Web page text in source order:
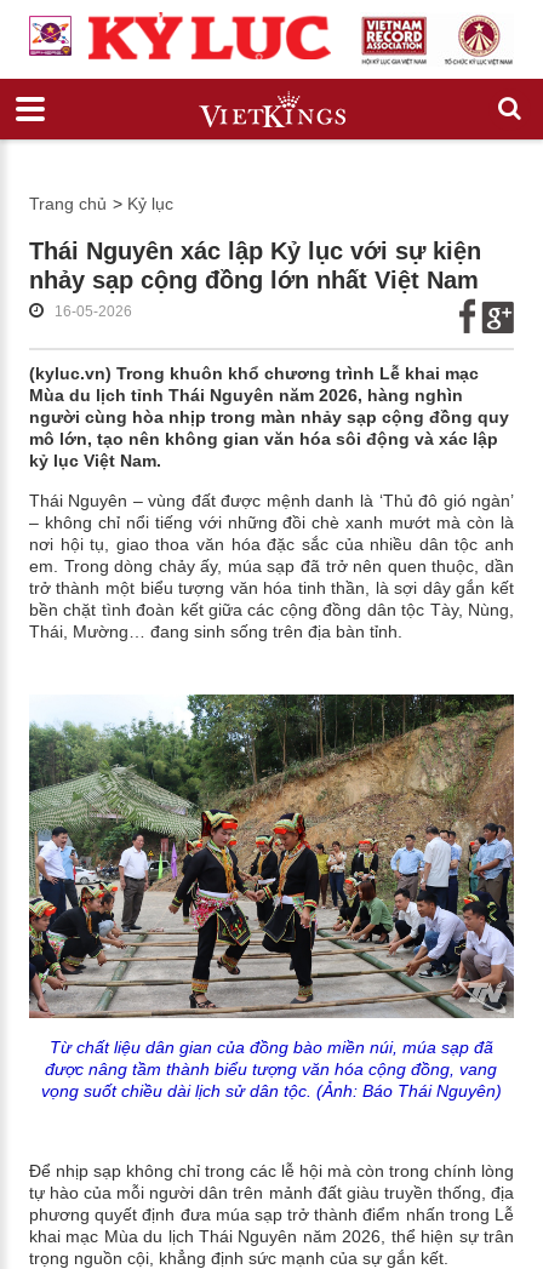
Trang chủ > Kỷ lục
Thái Nguyên xác lập Kỷ lục với sự kiện
nhảy sạp cộng đồng lớn nhất Việt Nam
16-05-2026
(kyluc.vn) Trong khuôn khổ chương trình Lễ khai mạc
Mùa du lịch tỉnh Thái Nguyên năm 2026, hàng nghìn
người cùng hòa nhịp trong màn nhảy sạp cộng đồng quy
mô lớn, tạo nên không gian văn hóa sôi động và xác lập
kỷ lục Việt Nam.
Thái Nguyên – vùng đất được mệnh danh là ‘Thủ đô gió ngàn’
– không chỉ nổi tiếng với những đồi chè xanh mướt mà còn là
nơi hội tụ, giao thoa văn hóa đặc sắc của nhiều dân tộc anh
em. Trong dòng chảy ấy, múa sạp đã trở nên quen thuộc, dần
trở thành một biểu tượng văn hóa tinh thần, là sợi dây gắn kết
bền chặt tình đoàn kết giữa các cộng đồng dân tộc Tày, Nùng,
Thái, Mường… đang sinh sống trên địa bàn tỉnh.
Từ chất liệu dân gian của đồng bào miền núi, múa sạp đã
được nâng tầm thành biểu tượng văn hóa cộng đồng, vang
vọng suốt chiều dài lịch sử dân tộc. (Ảnh: Báo Thái Nguyên)
Để nhịp sạp không chỉ trong các lễ hội mà còn trong chính lòng
tự hào của mỗi người dân trên mảnh đất giàu truyền thống, địa
phương quyết định đưa múa sạp trở thành điểm nhấn trong Lễ
khai mạc Mùa du lịch Thái Nguyên năm 2026, thể hiện sự trân
trọng nguồn cội, khẳng định sức mạnh của sự gắn kết.